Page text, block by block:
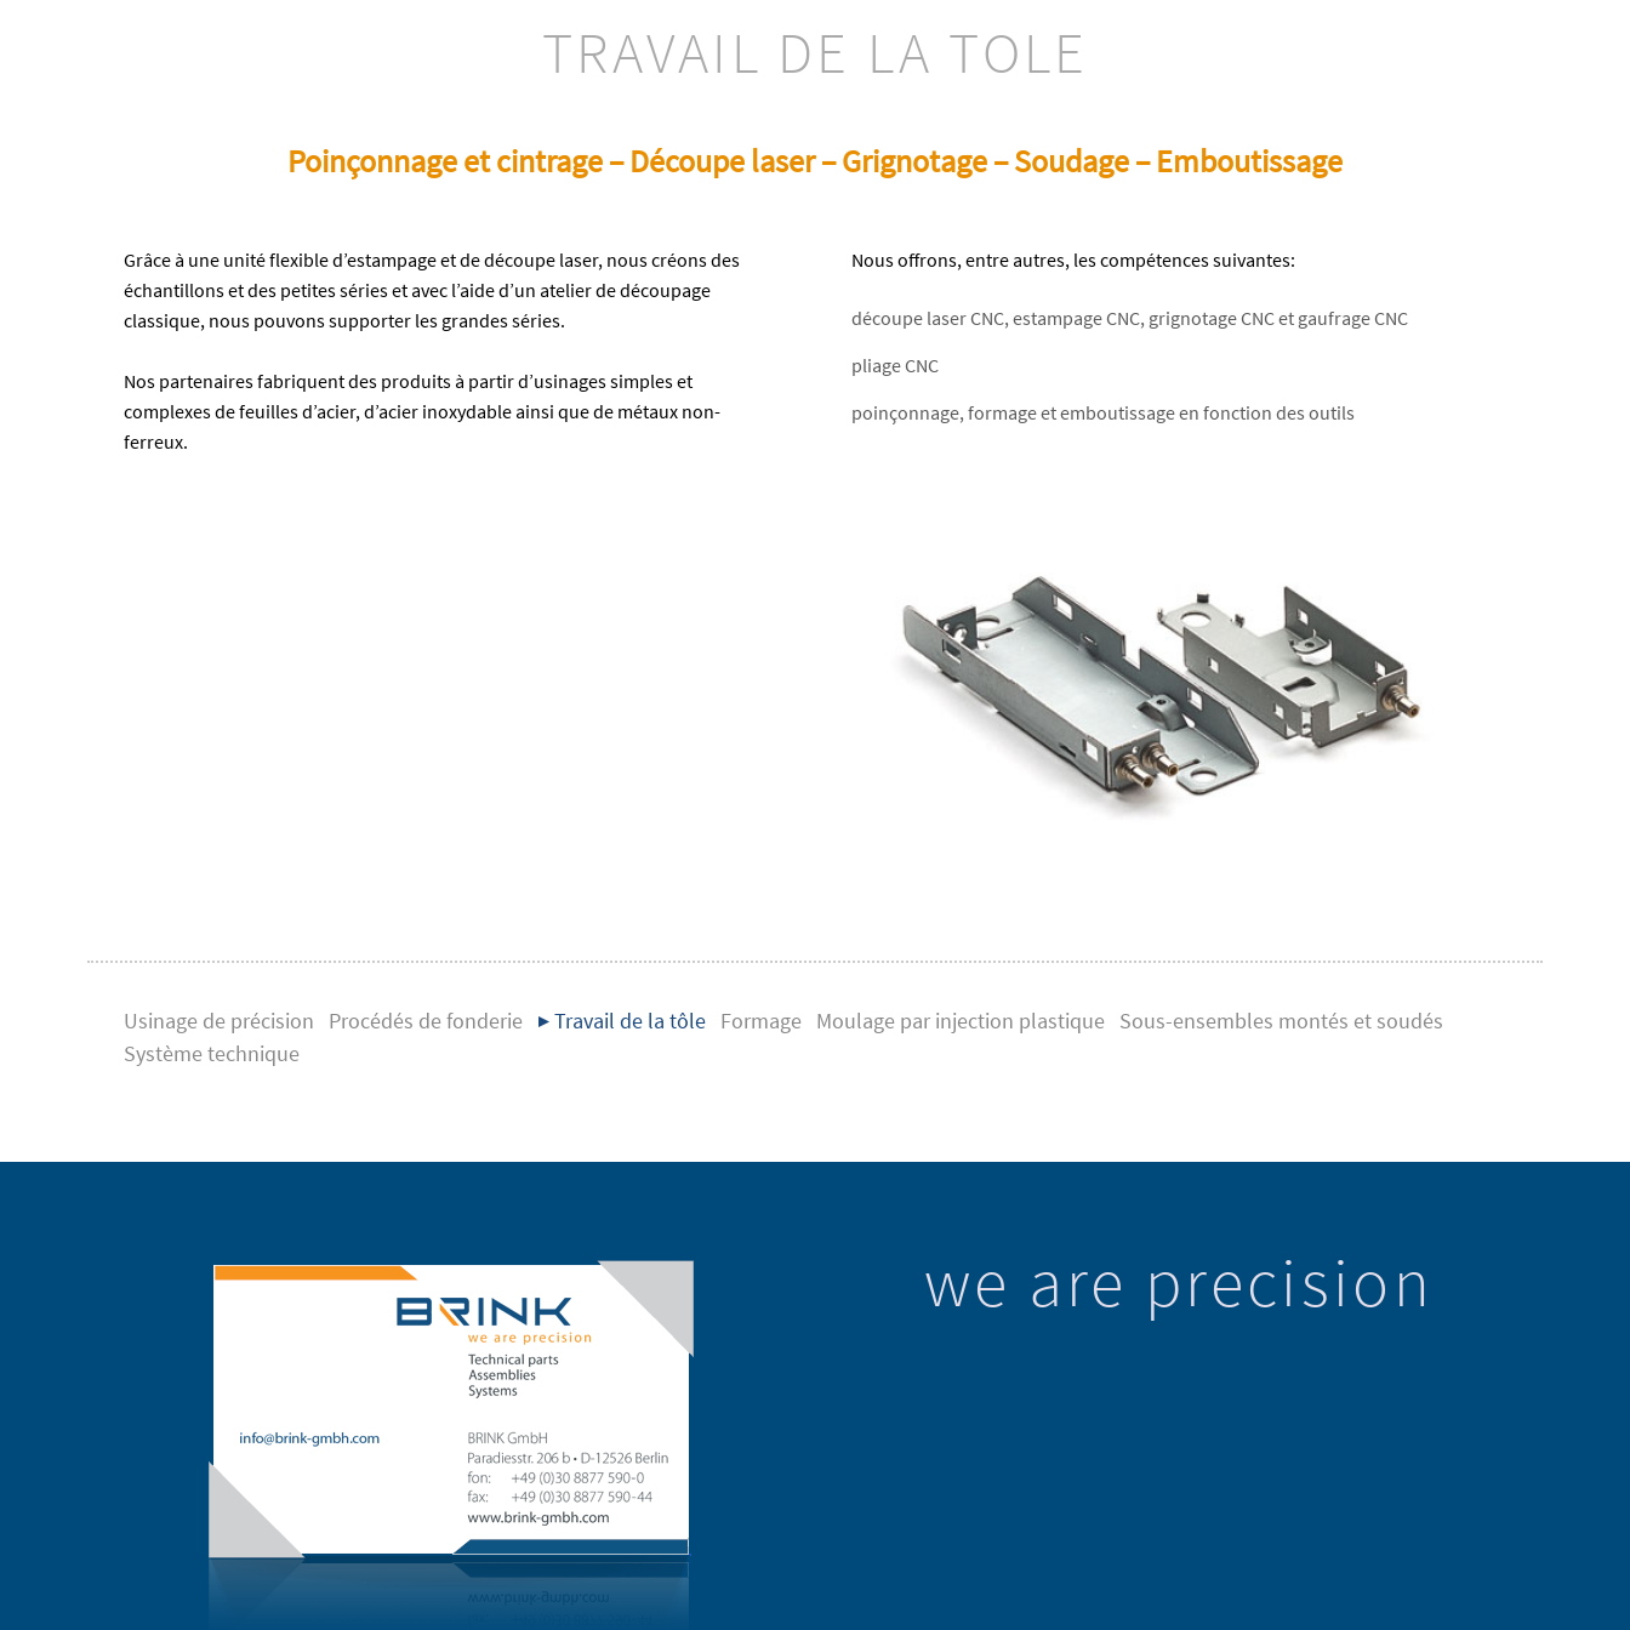
TRAVAIL DE LA TOLE
Poinçonnage et cintrage – Découpe laser – Grignotage – Soudage – Emboutissage
Grâce à une unité flexible d’estampage et de découpe laser, nous créons des
échantillons et des petites séries et avec l’aide d’un atelier de découpage
classique, nous pouvons supporter les grandes séries.
Nos partenaires fabriquent des produits à partir d’usinages simples et
complexes de feuilles d’acier, d’acier inoxydable ainsi que de métaux non-
ferreux.
Nous offrons, entre autres, les compétences suivantes:
découpe laser CNC, estampage CNC, grignotage CNC et gaufrage CNC
pliage CNC
poinçonnage, formage et emboutissage en fonction des outils
Usinage de précision Procédés de fonderie ▶ Travail de la tôle Formage Moulage par injection plastique Sous-ensembles montés et soudés
Système technique
we are precision